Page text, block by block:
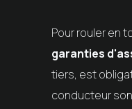
Pour rouler en
garanties
tiers, est
conducteur